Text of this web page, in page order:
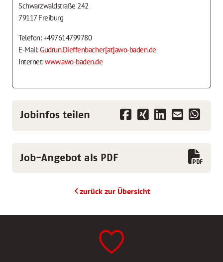
Schwarzwaldstraße 242
79117 Freiburg
Telefon: +497614799780
E-Mail:Gudrun.Dieffenbacher[at]awo-baden.de
Internet:www.awo-baden.de
Jobinfos teilen
Job-Angebot als PDF
zurück zur Übersicht